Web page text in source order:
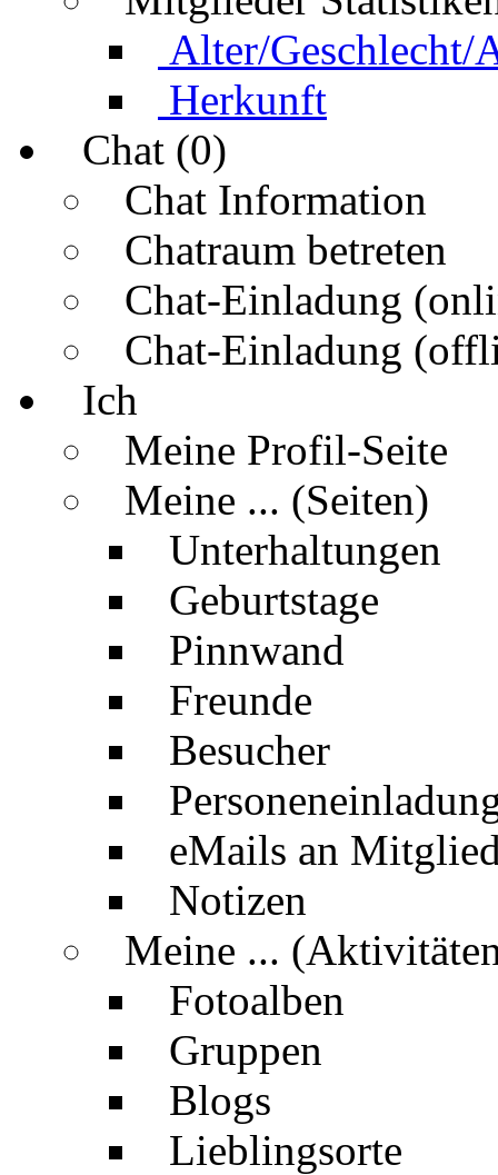
Alter/Geschlecht/
Herkunft
Chat (0)
Chat Information
Chatraum betreten
Chat-Einladung
Chat-Einladung
Ich
Meine Profil-Seite
Meine ... (Seiten)
Unterhaltungen
Geburtstage
Pinnwand
Freunde
Besucher
eMails an
Notizen
Meine ...
Fotoalben
Gruppen
Blogs
Lieblingsorte